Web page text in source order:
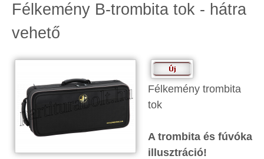
Félkemény B-trombita tok - hátra
vehető
Félkemény trombita
tok
A trombita és fúvóka
illusztráció!